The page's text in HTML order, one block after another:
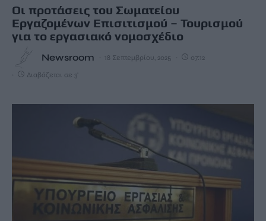
Οι προτάσεις του Σωματείου
Εργαζομένων Επισιτισμού – Τουρισμού
για το εργασιακό νομοσχέδιο
Newsroom 18 Σεπτεμβρίου, 2025 07:12
Διαβάζεται σε 3'